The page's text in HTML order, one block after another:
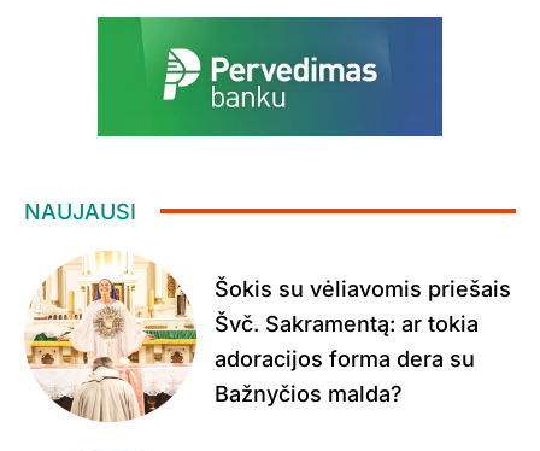
NAUJAUSI
Šokis su vėliavomis priešais
Švč. Sakramentą: ar tokia
adoracijos forma dera su
Bažnyčios malda?